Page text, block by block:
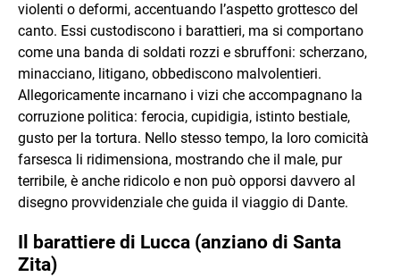
violenti o deformi, accentuando l’aspetto grottesco del
canto. Essi custodiscono i barattieri, ma si comportano
come una banda di soldati rozzi e sbruffoni: scherzano,
minacciano, litigano, obbediscono malvolentieri.
Allegoricamente incarnano i vizi che accompagnano la
corruzione politica: ferocia, cupidigia, istinto bestiale,
gusto per la tortura. Nello stesso tempo, la loro comicità
farsesca li ridimensiona, mostrando che il male, pur
terribile, è anche ridicolo e non può opporsi davvero al
disegno provvidenziale che guida il viaggio di Dante.
Il barattiere di Lucca (anziano di Santa
Zita)